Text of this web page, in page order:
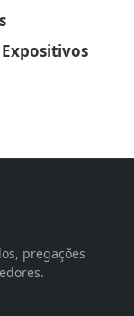
pregações